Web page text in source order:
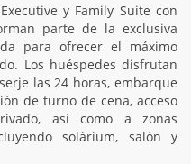
y Family Suite con
parte de la exclusiva
para ofrecer el máximo
Los huéspedes disfrutan
las 24 horas, embarque
de turno de cena, acceso
así como a zonas
solárium, salón y